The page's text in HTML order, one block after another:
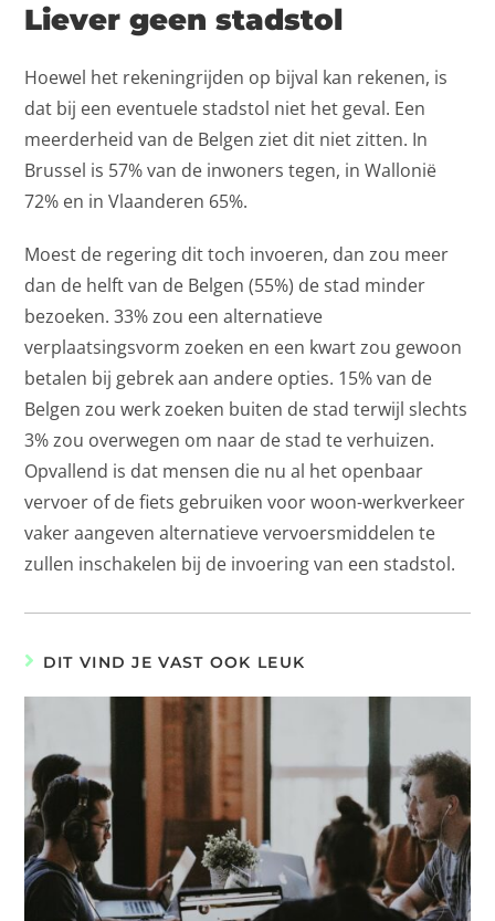
Liever geen stadstol
Hoewel het rekeningrijden op bijval kan rekenen, is
dat bij een eventuele stadstol niet het geval. Een
meerderheid van de Belgen ziet dit niet zitten. In
Brussel is 57% van de inwoners tegen, in Wallonië
72% en in Vlaanderen 65%.
Moest de regering dit toch invoeren, dan zou meer
dan de helft van de Belgen (55%) de stad minder
bezoeken. 33% zou een alternatieve
verplaatsingsvorm zoeken en een kwart zou gewoon
betalen bij gebrek aan andere opties. 15% van de
Belgen zou werk zoeken buiten de stad terwijl slechts
3% zou overwegen om naar de stad te verhuizen.
Opvallend is dat mensen die nu al het openbaar
vervoer of de fiets gebruiken voor woon-werkverkeer
vaker aangeven alternatieve vervoersmiddelen te
zullen inschakelen bij de invoering van een stadstol.
DIT VIND JE VAST OOK LEUK